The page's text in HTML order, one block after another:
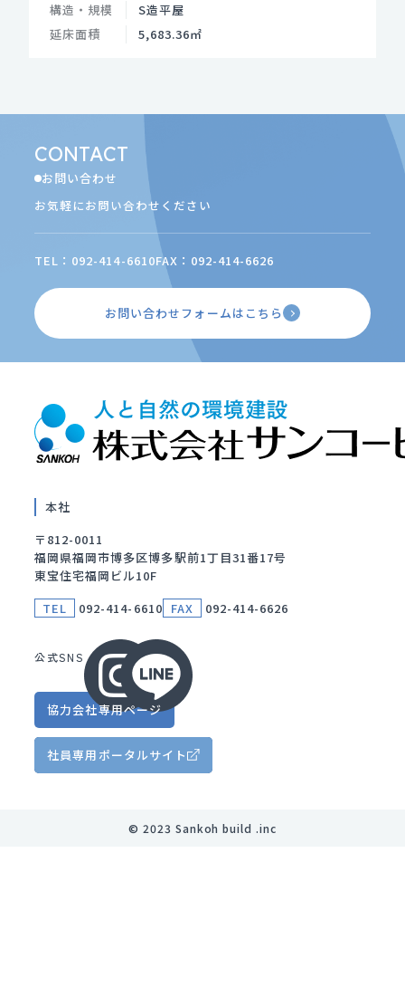
構造・規模
S造平屋
延床面積
5,683.36㎡
CONTACT
お問い合わせ
お気軽にお問い合わせください
TEL：092-414-6610FAX：092-414-6626
お問い合わせフォームはこちら
本社
〒812-0011
福岡県福岡市博多区博多駅前1丁目31番17号
東宝住宅福岡ビル10F
TEL
092-414-6610 FAX 092-414-6626
公式SNS
協力会社専用ページ
社員専用 ポータルサイト
©︎ 2023 Sankoh build .inc